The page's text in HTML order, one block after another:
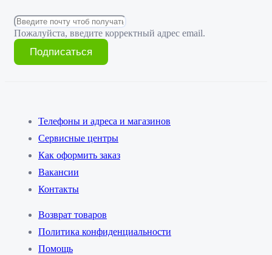
Пожалуйста, введите корректный адрес email.
Подписаться
Телефоны и адреса и магазинов
Сервисные центры
Как оформить заказ
Вакансии
Контакты
Возврат товаров
Политика конфиденциальности
Помощь